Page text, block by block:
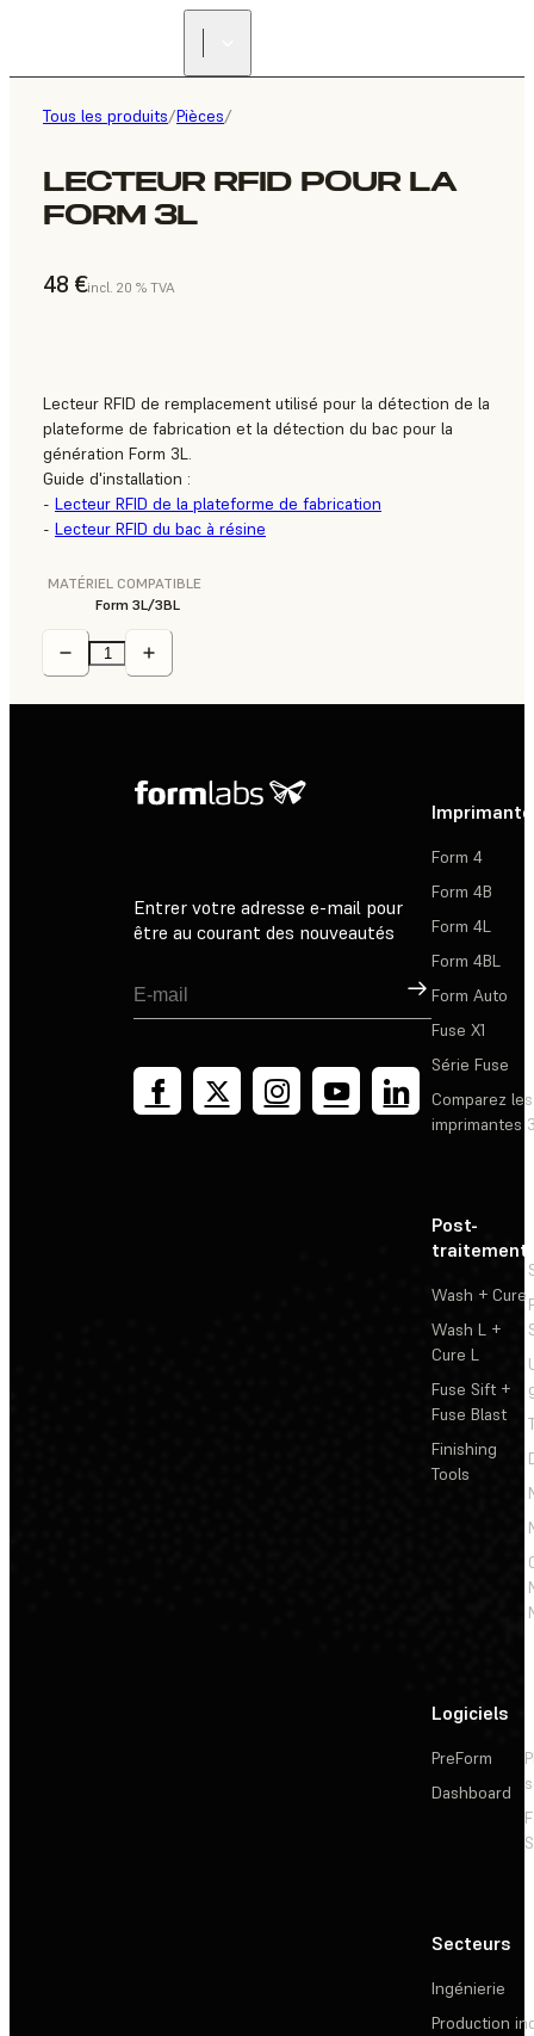
Tous les produits/Pièces/
LECTEUR RFID POUR LA
FORM 3L
48 €incl. 20 % TVA
Lecteur RFID de remplacement utilisé pour la détection de la
plateforme de fabrication et la détection du bac pour la
génération Form 3L.
Guide d'installation :
- Lecteur RFID de la plateforme de fabrication
- Lecteur RFID du bac à résine
MATÉRIEL COMPATIBLE
Form 3L/3BL
Entrer votre adresse e-mail pour
être au courant des nouveautés
Inscription
Form 4
Form 4B
Form 4L
Form 4BL
Form Auto
Fuse X1
Série Fuse
Comparez les
imprimantes
Post-
traitement
Wash + Cure
Wash L +
Cure L
Fuse Sift +
Fuse Blast
Finishing
Tools
Logiciels
PreForm
Dashboard
Secteurs
Ingénierie
Production